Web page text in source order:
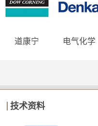
道康宁 电气化学
技术资料